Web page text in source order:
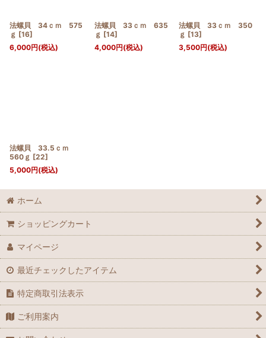
法螺貝 34ｃｍ 575
ｇ [16]
6,000円(税込)
法螺貝 33ｃｍ 635
ｇ [14]
4,000円(税込)
法螺貝 33ｃｍ 350
ｇ [13]
3,500円(税込)
法螺貝 33.5ｃｍ
560ｇ [22]
5,000円(税込)
ホーム
ショッピングカート
マイページ
最近チェックしたアイテム
特定商取引法表示
ご利用案内